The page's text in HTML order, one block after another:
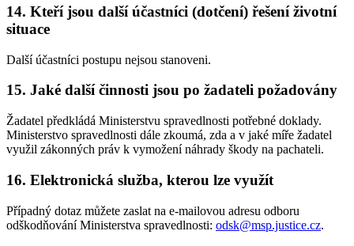
14. Kteří jsou další účastníci (dotčení) řešení životní
situace
Další účastníci postupu nejsou stanoveni.
15. Jaké další činnosti jsou po žadateli požadovány
Žadatel předkládá Ministerstvu spravedlnosti potřebné doklady.
Ministerstvo spravedlnosti dále zkoumá, zda a v jaké míře žadatel
využil zákonných práv k vymožení náhrady škody na pachateli.
16. Elektronická služba, kterou lze využít
Případný dotaz můžete zaslat na e-mailovou adresu odboru
odškodňování Ministerstva spravedlnosti: odsk@msp.justice.cz.